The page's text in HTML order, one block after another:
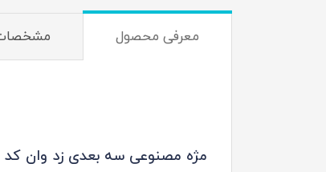
معرفی محصول
مژه مصنوعی سه‌ بعدی زد وان کد 004